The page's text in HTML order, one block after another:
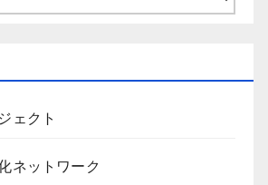
ェクト
ネットワーク